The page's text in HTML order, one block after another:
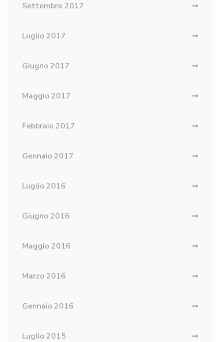
Settembre 2017
Luglio 2017
Giugno 2017
Maggio 2017
Febbraio 2017
Gennaio 2017
Luglio 2016
Giugno 2016
Maggio 2016
Marzo 2016
Gennaio 2016
Luglio 2015